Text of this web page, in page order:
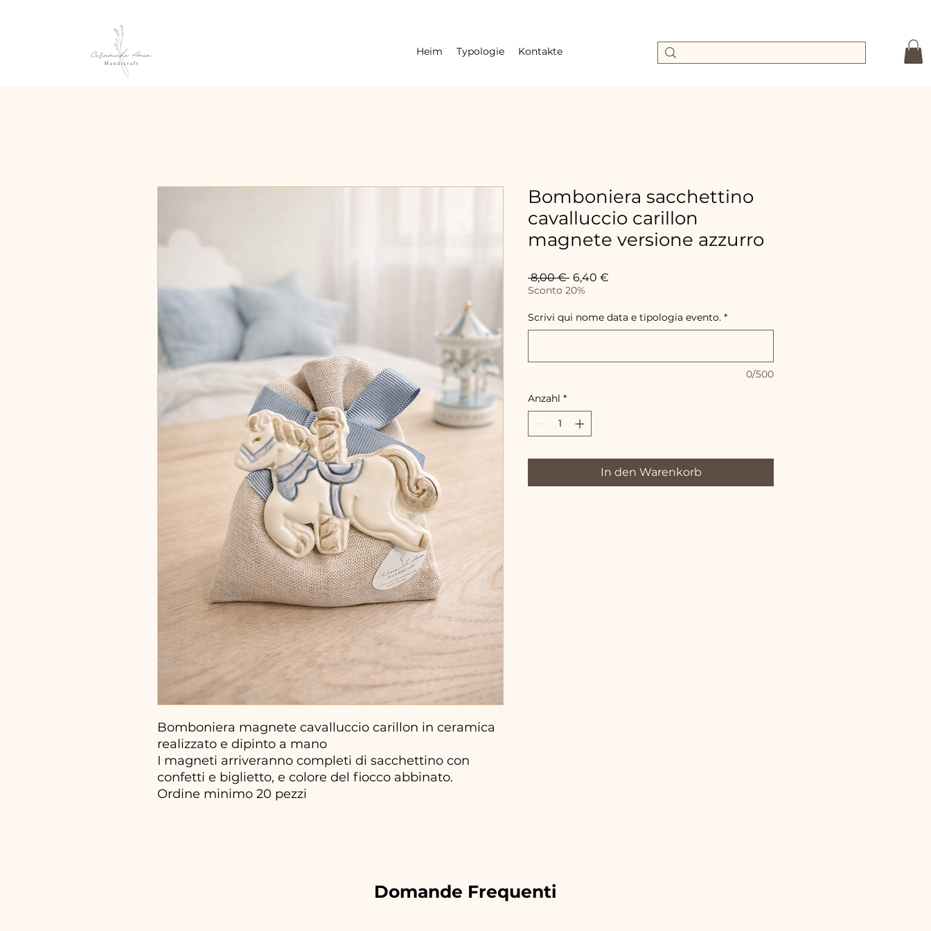
Heim Typologie Kontakte
Bomboniera magnete cavalluccio carillon in ceramica
realizzato e dipinto a mano
I magneti arriveranno completi di sacchettino con
confetti e biglietto, e colore del fiocco abbinato.
Ordine minimo 20 pezzi
Bomboniera sacchettino
cavalluccio carillon
magnete versione azzurro
8,00 € Standardpreis
6,40 €
Sconto 20%
Scrivi qui nome data e tipologia evento. *
0/500
Anzahl *
In den Warenkorb
Domande Frequenti